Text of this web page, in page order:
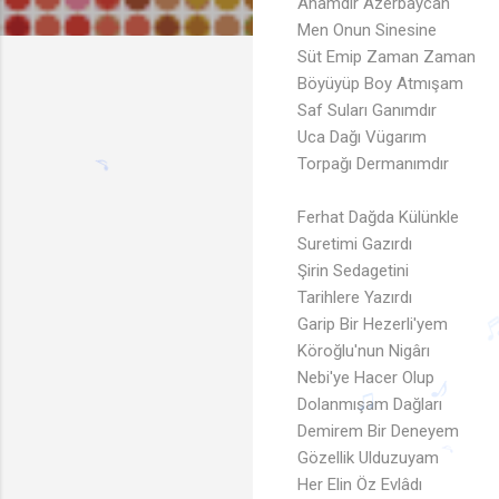
Men Onun Sinesine
Süt Emip Zaman Zaman
Böyüyüp Boy Atmışam
Saf Suları Ganımdır
Uca Dağı Vügarım
Torpağı Dermanımdır
Ferhat Dağda Külünkle
Suretimi Gazırdı
Şirin Sedagetini
Tarihlere Yazırdı
Garip Bir Hezerli'yem
Köroğlu'nun Nigârı
Nebi'ye Hacer Olup
Dolanmışam Dağları
Demirem Bir Deneyem
Gözellik Ulduzuyam
Her Elin Öz Evlâdı